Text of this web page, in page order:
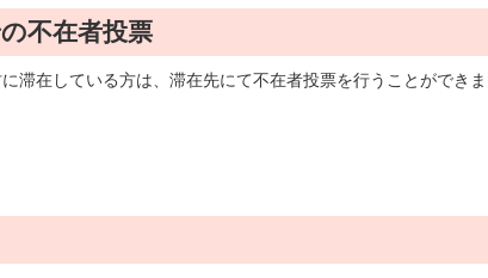
不在者投票
滞在している方は、滞在先にて不在者投票を行うことができま